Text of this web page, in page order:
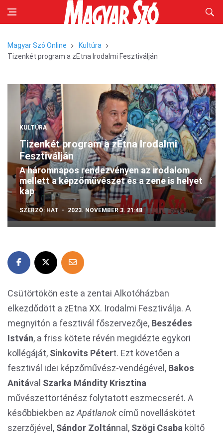
Magyar Szó Online
Kultúra
Tizenkét program a zEtna Irodalmi Fesztiválján
KULTÚRA
Tizenkét program a zEtna Irodalmi
Fesztiválján
A háromnapos rendezvényen az irodalom
mellett a képzőművészet és a zene is helyet
kap
SZERZŐ: HAT 2023. NOVEMBER 3. 21:48
Csütörtökön este a zentai Alkotóházban
elkezdődött a zEtna XX. Irodalmi Fesztiválja. A
megnyitón a fesztivál főszervezője, Beszédes
István, a friss kötete révén megidézte egykori
kollégáját, Sinkovits Pétert. Ezt követően a
fesztivál idei képzőművész-vendégével, Bakos
Anitával Szarka Mándity Krisztina
művészettörténész folytatott eszmecserét. A
későbbiekben az Apátlanok című novelláskötet
szerzőjével, Sándor Zoltánnal, Szögi Csaba költő